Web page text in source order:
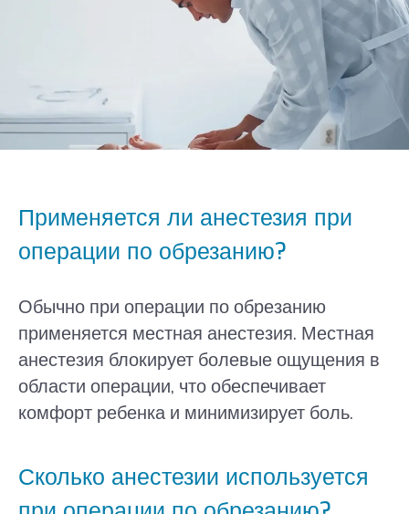
Применяется ли анестезия при
операции по обрезанию?
Обычно при операции по обрезанию
применяется местная анестезия. Местная
анестезия блокирует болевые ощущения в
области операции, что обеспечивает
комфорт ребенка и минимизирует боль.
Сколько анестезии используется